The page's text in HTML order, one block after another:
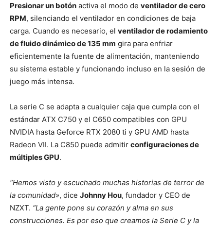
Presionar un botón activa el modo de ventilador de cero
RPM, silenciando el ventilador en condiciones de baja
carga. Cuando es necesario, el ventilador de rodamiento
de fluido dinámico de 135 mm gira para enfriar
eficientemente la fuente de alimentación, manteniendo
su sistema estable y funcionando incluso en la sesión de
juego más intensa.
La serie C se adapta a cualquier caja que cumpla con el
estándar ATX C750 y el C650 compatibles con GPU
NVIDIA hasta Geforce RTX 2080 ti y GPU AMD hasta
Radeon VII. La C850 puede admitir configuraciones de
múltiples GPU.
“Hemos visto y escuchado muchas historias de terror de
la comunidad», dice Johnny Hou, fundador y CEO de
NZXT. “La gente pone su corazón y alma en sus
construcciones. Es por eso que creamos la Serie C y la